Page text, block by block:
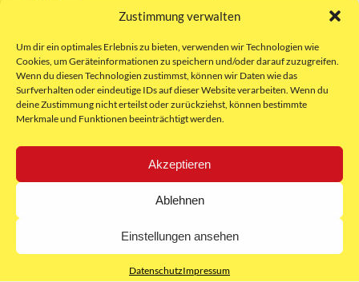
Zustimmung verwalten
Um dir ein optimales Erlebnis zu bieten, verwenden wir Technologien wie
Cookies, um Geräteinformationen zu speichern und/oder darauf zuzugreifen.
Wenn du diesen Technologien zustimmst, können wir Daten wie das
Surfverhalten oder eindeutige IDs auf dieser Website verarbeiten. Wenn du
deine Zustimmung nicht erteilst oder zurückziehst, können bestimmte
Merkmale und Funktionen beeinträchtigt werden.
Akzeptieren
Ablehnen
Einstellungen ansehen
DatenschutzImpressum
Sie erreichen uns unter:
kontakt@freielokale-graz.at
Website by Rubikon Werbeagentur
GmbH
Über uns
Impressum
AGB
Datenschutz
E-Mail